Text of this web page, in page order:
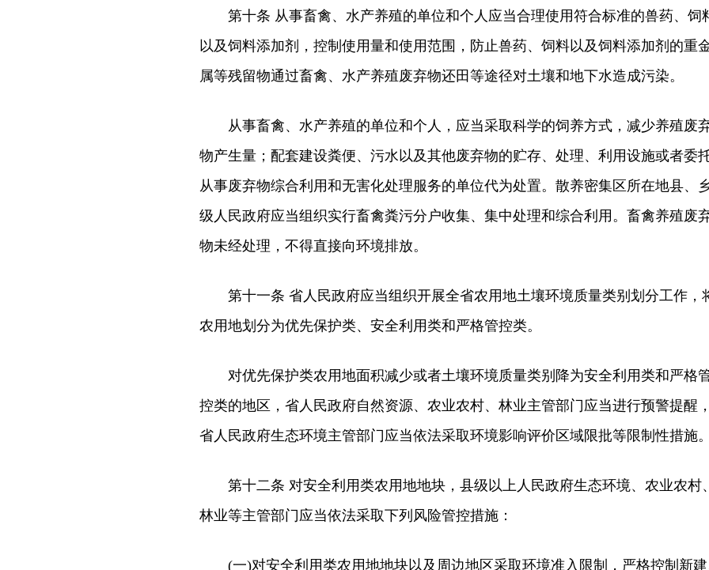
第十条 从事畜禽、水产养殖的单位和个人应当合理使用符合标准的兽药、饲
以及饲料添加剂，控制使用量和使用范围，防止兽药、饲料以及饲料添加剂的重
属等残留物通过畜禽、水产养殖废弃物还田等途径对土壤和地下水造成污染。
从事畜禽、水产养殖的单位和个人，应当采取科学的饲养方式，减少养殖废
物产生量；配套建设粪便、污水以及其他废弃物的贮存、处理、利用设施或者委
从事废弃物综合利用和无害化处理服务的单位代为处置。散养密集区所在地县、
级人民政府应当组织实行畜禽粪污分户收集、集中处理和综合利用。畜禽养殖废
物未经处理，不得直接向环境排放。
第十一条 省人民政府应当组织开展全省农用地土壤环境质量类别划分工作，
农用地划分为优先保护类、安全利用类和严格管控类。
对优先保护类农用地面积减少或者土壤环境质量类别降为安全利用类和严格
控类的地区，省人民政府自然资源、农业农村、林业主管部门应当进行预警提醒，
省人民政府生态环境主管部门应当依法采取环境影响评价区域限批等限制性措施。
第十二条 对安全利用类农用地地块，县级以上人民政府生态环境、农业农村、
林业等主管部门应当依法采取下列风险管控措施：
(一)对安全利用类农用地地块以及周边地区采取环境准入限制，严格控制新建